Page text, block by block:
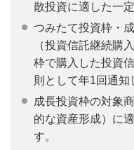
散投資に適した一
つみたて投資枠・
（投資信託継続購
枠で購入した投資
則として年1回通知
成長投資枠の対象
的な資産形成）に
す。